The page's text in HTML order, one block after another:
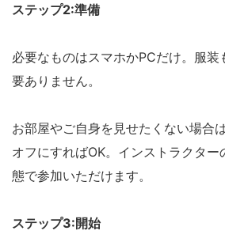
ステップ2:準備
必要なものはスマホかPCだけ。服
要ありません。
お部屋やご自身を見せたくない場合
オフにすればOK。インストラクター
態で参加いただけます。
ステップ3:開始